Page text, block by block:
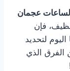
عجمان
فإن
لتحديد
الفرق الذي